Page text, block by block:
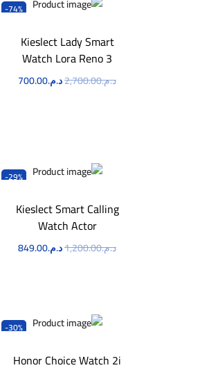
-74%
Kieslect Lady Smart
Watch Lora Reno 3
د.م.2,700.00د.م.700.00
-29%
Kieslect Smart Calling
Watch Actor
د.م.1,200.00د.م.849.00
-30%
Honor Choice Watch 2i